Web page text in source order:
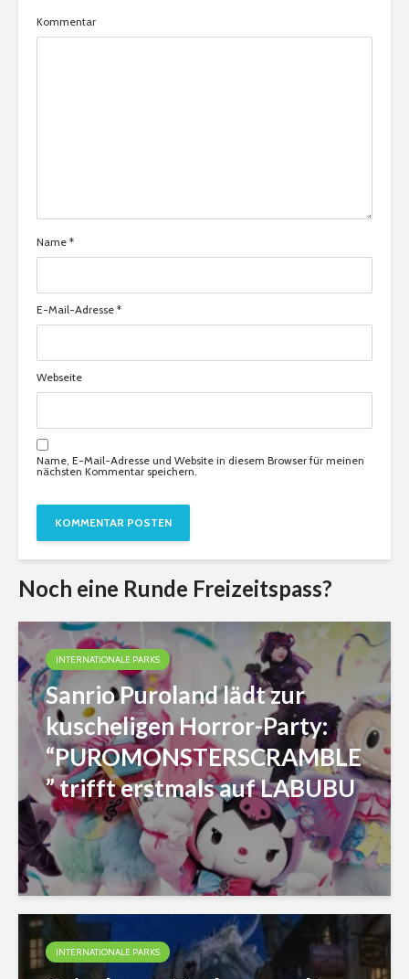
Kommentar
Name *
E-Mail-Adresse *
Webseite
Name, E-Mail-Adresse und Website in diesem Browser für meinen
nächsten Kommentar speichern.
Noch eine Runde Freizeitspass?
INTERNATIONALE PARKS
Sanrio Puroland lädt zur
kuscheligen Horror-Party:
“PUROMONSTERSCRAMBLE
” trifft erstmals auf LABUBU
INTERNATIONALE PARKS